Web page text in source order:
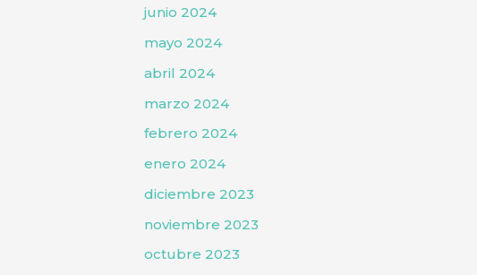
junio 2024
mayo 2024
abril 2024
marzo 2024
febrero 2024
enero 2024
diciembre 2023
noviembre 2023
octubre 2023